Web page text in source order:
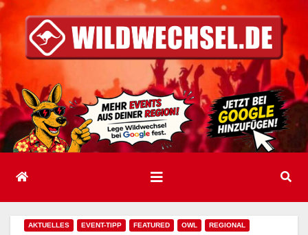
Inhalt
springen
AKTUELLES EVENT-TIPP FEATURED OWL REGIONAL